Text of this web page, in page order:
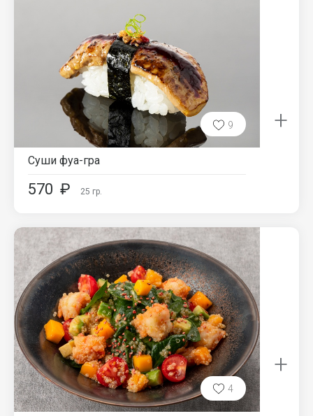
9
Суши фуа-гра
570 ₽ 25 гр.
+
4
+